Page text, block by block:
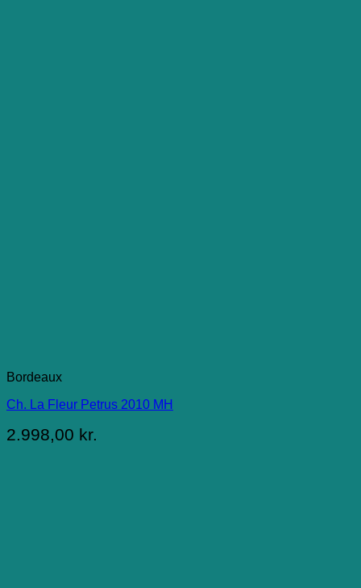
Bordeaux
Ch. La Fleur Petrus 2010 MH
2.998,00 kr.